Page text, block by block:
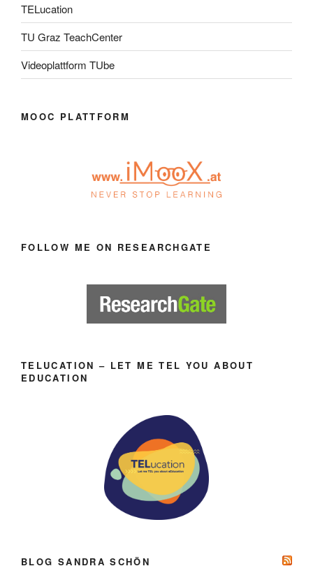
TELucation
TU Graz TeachCenter
Videoplattform TUbe
MOOC PLATTFORM
FOLLOW ME ON RESEARCHGATE
TELUCATION – LET ME TEL YOU ABOUT
EDUCATION
BLOG SANDRA SCHÖN